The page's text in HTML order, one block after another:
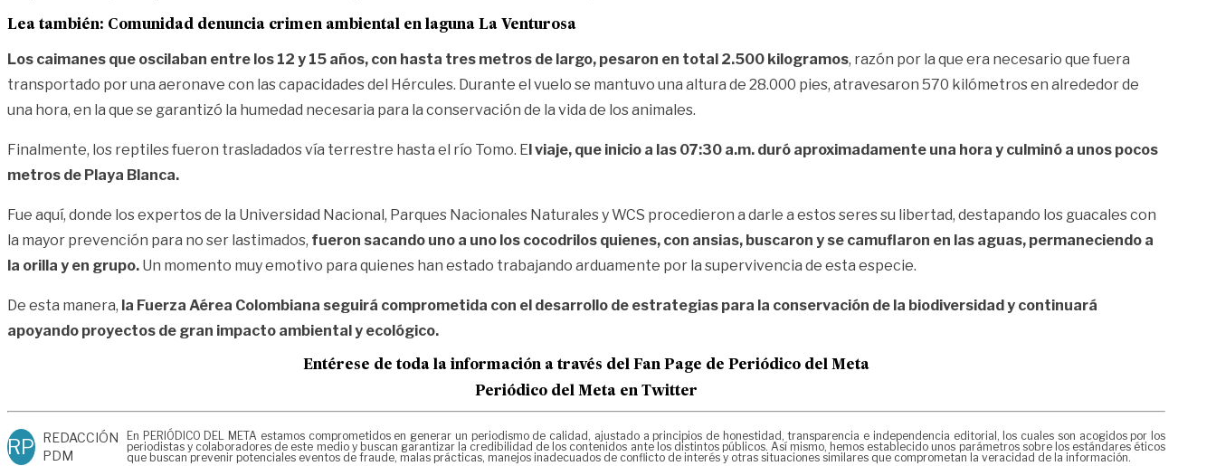
Lea también: Comunidad denuncia crimen ambiental en laguna La Venturosa
Los caimanes que oscilaban entre los 12 y 15 años, con hasta tres metros de largo, pesaron en total 2.500 kilogramos, razón por la que era necesario que fuera
transportado por una aeronave con las capacidades del Hércules. Durante el vuelo se mantuvo una altura de 28.000 pies, atravesaron 570 kilómetros en alrededor de
una hora, en la que se garantizó la humedad necesaria para la conservación de la vida de los animales.
Finalmente, los reptiles fueron trasladados vía terrestre hasta el río Tomo. El viaje, que inicio a las 07:30 a.m. duró aproximadamente una hora y culminó a unos pocos
metros de Playa Blanca.
Fue aquí, donde los expertos de la Universidad Nacional, Parques Nacionales Naturales y WCS procedieron a darle a estos seres su libertad, destapando los guacales con
la mayor prevención para no ser lastimados, fueron sacando uno a uno los cocodrilos quienes, con ansias, buscaron y se camuflaron en las aguas, permaneciendo a
la orilla y en grupo. Un momento muy emotivo para quienes han estado trabajando arduamente por la supervivencia de esta especie.
De esta manera, la Fuerza Aérea Colombiana seguirá comprometida con el desarrollo de estrategias para la conservación de la biodiversidad y continuará
apoyando proyectos de gran impacto ambiental y ecológico.
Entérese de toda la información a través del Fan Page de Periódico del Meta
Periódico del Meta en Twitter
RP REDACCIÓN
PDM
En PERIÓDICO DEL META estamos comprometidos en generar un periodismo de calidad, ajustado a principios de honestidad, transparencia e independencia editorial, los cuales son acogidos por los
periodistas y colaboradores de este medio y buscan garantizar la credibilidad de los contenidos ante los distintos públicos. Así mismo, hemos establecido unos parámetros sobre los estándares éticos
que buscan prevenir potenciales eventos de fraude, malas prácticas, manejos inadecuados de conflicto de interés y otras situaciones similares que comprometan la veracidad de la información.